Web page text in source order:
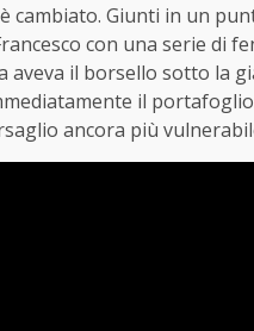
Giunti in un
con una serie di
il borsello sotto la
il
ancora più